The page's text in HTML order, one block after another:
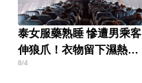
泰女服藥熟睡 慘遭男乘客
伸狼爪！衣物留下濕熱痕
跡
8/4